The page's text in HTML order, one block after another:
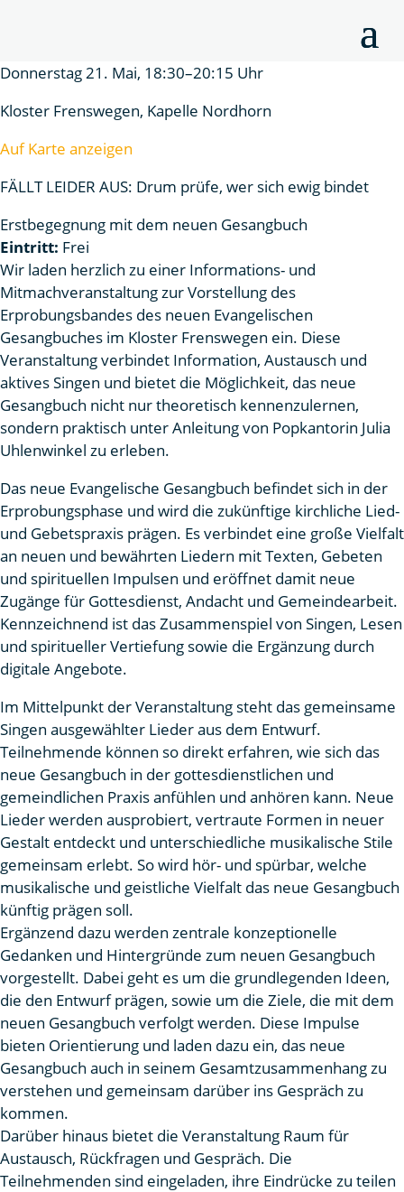
Donnerstag 21. Mai, 18:30–20:15 Uhr
Kloster Frenswegen, Kapelle Nordhorn
Auf Karte anzeigen
FÄLLT LEIDER AUS: Drum prüfe, wer sich ewig bindet
Erstbegegnung mit dem neuen Gesangbuch
Eintritt: Frei
Wir laden herzlich zu einer Informations- und
Mitmachveranstaltung zur Vorstellung des
Erprobungsbandes des neuen Evangelischen
Gesangbuches im Kloster Frenswegen ein. Diese
Veranstaltung verbindet Information, Austausch und
aktives Singen und bietet die Möglichkeit, das neue
Gesangbuch nicht nur theoretisch kennenzulernen,
sondern praktisch unter Anleitung von Popkantorin Julia
Uhlenwinkel zu erleben.
Das neue Evangelische Gesangbuch befindet sich in der
Erprobungsphase und wird die zukünftige kirchliche Lied-
und Gebetspraxis prägen. Es verbindet eine große Vielfalt
an neuen und bewährten Liedern mit Texten, Gebeten
und spirituellen Impulsen und eröffnet damit neue
Zugänge für Gottesdienst, Andacht und Gemeindearbeit.
Kennzeichnend ist das Zusammenspiel von Singen, Lesen
und spiritueller Vertiefung sowie die Ergänzung durch
digitale Angebote.
Im Mittelpunkt der Veranstaltung steht das gemeinsame
Singen ausgewählter Lieder aus dem Entwurf.
Teilnehmende können so direkt erfahren, wie sich das
neue Gesangbuch in der gottesdienstlichen und
gemeindlichen Praxis anfühlen und anhören kann. Neue
Lieder werden ausprobiert, vertraute Formen in neuer
Gestalt entdeckt und unterschiedliche musikalische Stile
gemeinsam erlebt. So wird hör- und spürbar, welche
musikalische und geistliche Vielfalt das neue Gesangbuch
künftig prägen soll.
Ergänzend dazu werden zentrale konzeptionelle
Gedanken und Hintergründe zum neuen Gesangbuch
vorgestellt. Dabei geht es um die grundlegenden Ideen,
die den Entwurf prägen, sowie um die Ziele, die mit dem
neuen Gesangbuch verfolgt werden. Diese Impulse
bieten Orientierung und laden dazu ein, das neue
Gesangbuch auch in seinem Gesamtzusammenhang zu
verstehen und gemeinsam darüber ins Gespräch zu
kommen.
Darüber hinaus bietet die Veranstaltung Raum für
Austausch, Rückfragen und Gespräch. Die
Teilnehmenden sind eingeladen, ihre Eindrücke zu teilen